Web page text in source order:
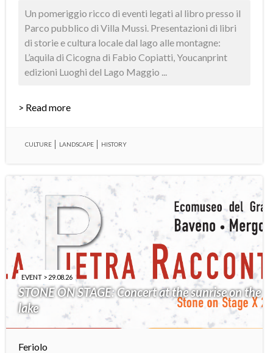
Un pomeriggio ricco di eventi legati al libro presso il
Parco pubblico di Villa Mussi. Presentazioni di libri
di storie e cultura locale dal lago alle montagne:
L’aquila di Cicogna di Fabio Copiatti, Youcanprint
edizioni Luoghi del Lago Maggio ...
> Read more
CULTURE LANDSCAPE HISTORY
EVENT > 29.08.26
STONE ON STAGE: Concert at the sunrise on the
lake
Feriolo